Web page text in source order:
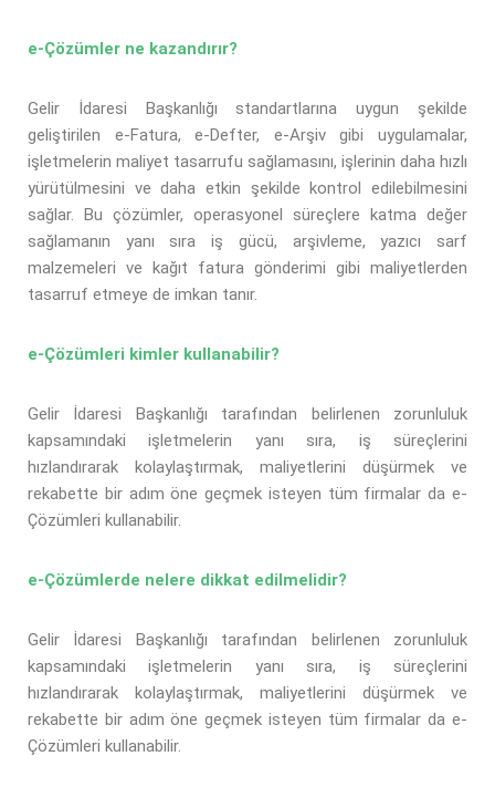
e-Çözümler ne kazandırır?
Gelir İdaresi Başkanlığı standartlarına uygun şekilde
geliştirilen e-Fatura, e-Defter, e-Arşiv gibi uygulamalar,
işletmelerin maliyet tasarrufu sağlamasını, işlerinin daha hızlı
yürütülmesini ve daha etkin şekilde kontrol edilebilmesini
sağlar. Bu çözümler, operasyonel süreçlere katma değer
sağlamanın yanı sıra iş gücü, arşivleme, yazıcı sarf
malzemeleri ve kağıt fatura gönderimi gibi maliyetlerden
tasarruf etmeye de imkan tanır.
e-Çözümleri kimler kullanabilir?
Gelir İdaresi Başkanlığı tarafından belirlenen zorunluluk
kapsamındaki işletmelerin yanı sıra, iş süreçlerini
hızlandırarak kolaylaştırmak, maliyetlerini düşürmek ve
rekabette bir adım öne geçmek isteyen tüm firmalar da e-
Çözümleri kullanabilir.
e-Çözümlerde nelere dikkat edilmelidir?
Gelir İdaresi Başkanlığı tarafından belirlenen zorunluluk
kapsamındaki işletmelerin yanı sıra, iş süreçlerini
hızlandırarak kolaylaştırmak, maliyetlerini düşürmek ve
rekabette bir adım öne geçmek isteyen tüm firmalar da e-
Çözümleri kullanabilir.